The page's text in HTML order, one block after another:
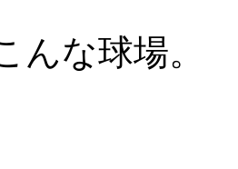
んな球場。